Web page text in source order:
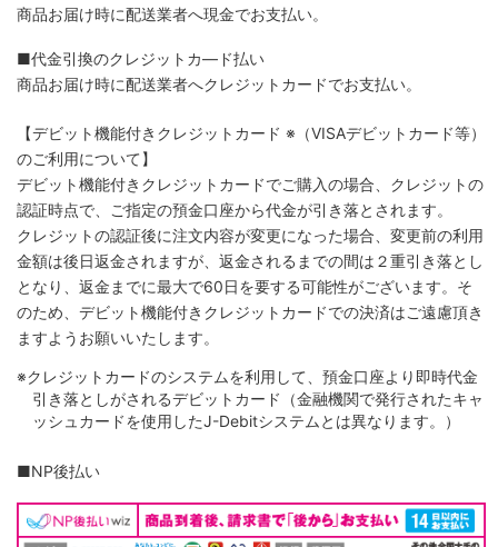
商品お届け時に配送業者へ現金でお支払い。
■代金引換のクレジットカ―ド払い
商品お届け時に配送業者へクレジットカードでお支払い。
【デビット機能付きクレジットカード ※（VISAデビットカード等）
のご利用について】
デビット機能付きクレジットカードでご購入の場合、クレジットの
認証時点で、ご指定の預金口座から代金が引き落とされます。
クレジットの認証後に注文内容が変更になった場合、変更前の利用
金額は後日返金されますが、返金されるまでの間は２重引き落とし
となり、返金までに最大で60日を要する可能性がございます。そ
のため、デビット機能付きクレジットカードでの決済はご遠慮頂き
ますようお願いいたします。
※クレジットカードのシステムを利用して、預金口座より即時代金
引き落としがされるデビットカード（金融機関で発行されたキャ
ッシュカードを使用したJ-Debitシステムとは異なります。）
■NP後払い